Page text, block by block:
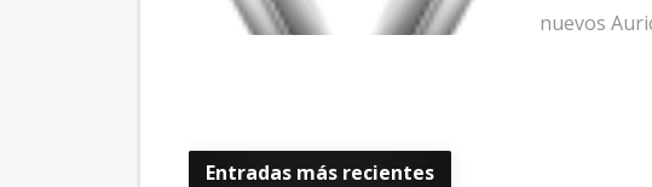
nuevos
Entradas más recientes